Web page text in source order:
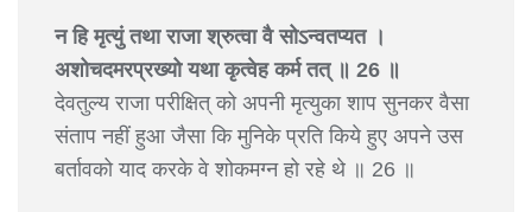
न हि मृत्युं तथा राजा श्रुत्वा वै सोऽन्वतप्यत ।
अशोचदमरप्रख्यो यथा कृत्वेह कर्म तत् ॥ 26 ॥
देवतुल्य राजा परीक्षित् को अपनी मृत्युका शाप सुनकर वैसा
संताप नहीं हुआ जैसा कि मुनिके प्रति किये हुए अपने उस
बर्तावको याद करके वे शोकमग्न हो रहे थे ॥ 26 ॥